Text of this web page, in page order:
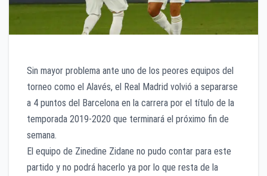
Sin mayor problema ante uno de los peores equipos del
torneo como el Alavés, el Real Madrid volvió a separarse
a 4 puntos del Barcelona en la carrera por el título de la
temporada 2019-2020 que terminará el próximo fin de
semana.
El equipo de Zinedine Zidane no pudo contar para este
partido y no podrá hacerlo ya por lo que resta de la